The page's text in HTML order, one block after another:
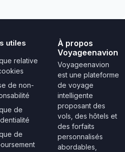
utiles
relative
de non-
de
de
À propos
Voyageenavion
Voyageenavion
est une plateforme
de voyage
intelligente
proposant des
vols, des hôtels et
des forfaits
personnalisés
abordables,